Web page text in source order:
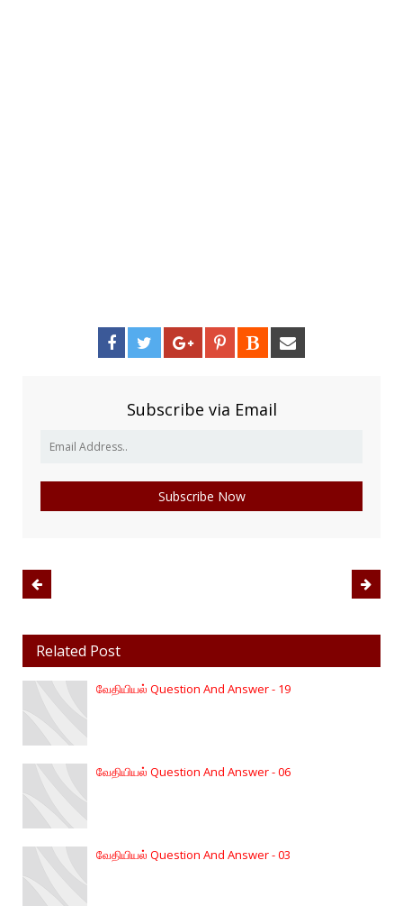
Subscribe via Email
Related Post
வேதியியல் Question And Answer - 19
வேதியியல் Question And Answer - 06
வேதியியல் Question And Answer - 03